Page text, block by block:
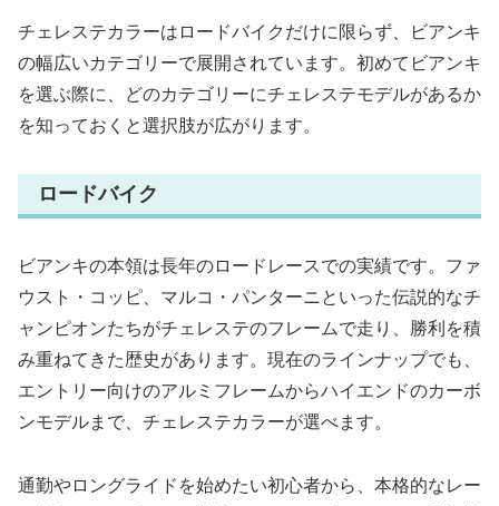
チェレステカラーはロードバイクだけに限らず、ビアンキ
の幅広いカテゴリーで展開されています。初めてビアンキ
を選ぶ際に、どのカテゴリーにチェレステモデルがあるか
を知っておくと選択肢が広がります。
ロードバイク
ビアンキの本領は長年のロードレースでの実績です。ファ
ウスト・コッピ、マルコ・パンターニといった伝説的なチ
ャンピオンたちがチェレステのフレームで走り、勝利を積
み重ねてきた歴史があります。現在のラインナップでも、
エントリー向けのアルミフレームからハイエンドのカーボ
ンモデルまで、チェレステカラーが選べます。
通勤やロングライドを始めたい初心者から、本格的なレー